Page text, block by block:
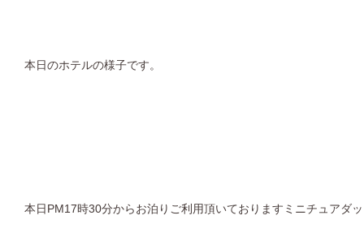
本日のホテルの様子です。
本日PM17時30分からお泊りご利用頂いておりますミニチュアダ